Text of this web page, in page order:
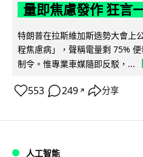
量即焦慮發作 狂言
特朗普在拉斯維加斯造勢大會上
程焦慮病」，聲稱電量剩 75%
制令。惟專業車媒隨即反駁，...
553 249 ↗ 分享
人工智能